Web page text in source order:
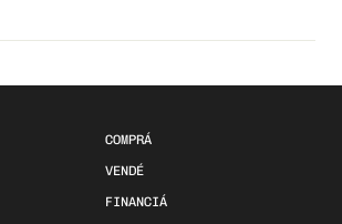
COMPRÁ
VENDÉ
FINANCIÁ